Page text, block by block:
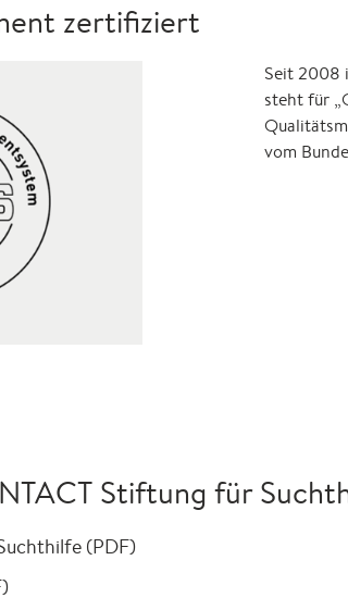
zertifiziert
Seit 2008
steht für
vom
Stiftung für
(PDF)